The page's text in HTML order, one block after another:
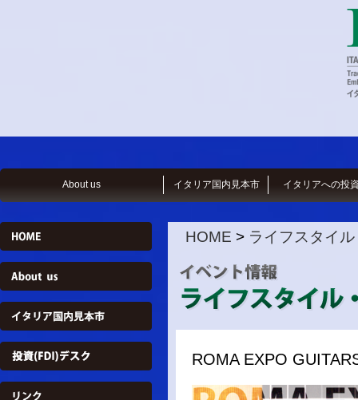
About us イタリア国内見本市 イタリアへの投
HOME > ライフスタイ
ROMA EXPO